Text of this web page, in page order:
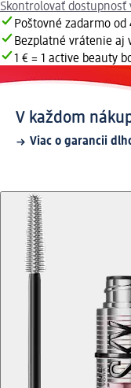
Skontrolovať dostupnosť
Poštovné zadarmo
Bezplatné vrátenie aj
1 € = 1 active beauty
V každom
Viac o garancii